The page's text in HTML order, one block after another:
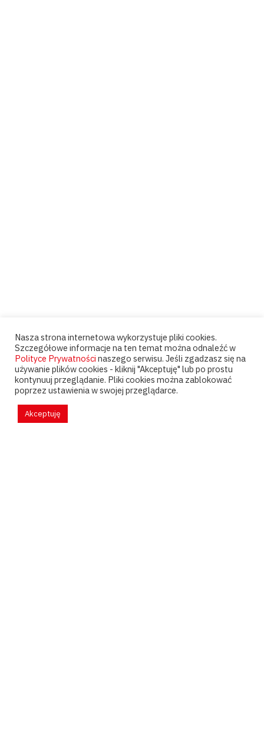
Nasza strona internetowa wykorzystuje pliki cookies.
Szczegółowe informacje na ten temat można odnaleźć w
Polityce Prywatności naszego serwisu. Jeśli zgadzasz się na
używanie plików cookies - kliknij "Akceptuję" lub po prostu
kontynuuj przeglądanie. Pliki cookies można zablokować
poprzez ustawienia w swojej przeglądarce.
Akceptuję